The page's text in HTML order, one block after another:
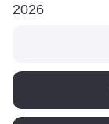
2026